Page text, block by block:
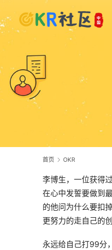
首页 OKR
李博生，一位获得
在心中发誓要做到
的他问为什么要扣
更努力的走自己的创
永远给自己打99分